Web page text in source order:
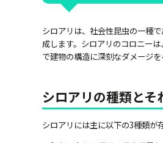
シロアリは、社会性昆虫の一種
成します。シロアリのコロニー
で建物の構造に深刻なダメージ
シロアリの種類とそ
シロアリには主に以下の3種類が